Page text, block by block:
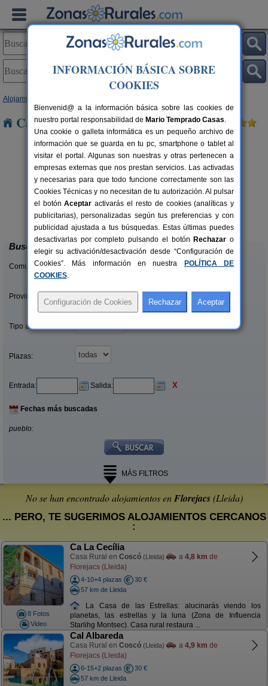
Alojamientos
Casas Rurales cerca de Florejacs
10-15+2 pers.
desde28 €
Casa Sisquet
Montcortes (Lleida)
Buscar
Comunidades:
Provincias/Islas:
Tipo alquiler:
Plazas:
Entrada: Salida: X
Fechas más buscadas
pueblo:
MÁS FILTROS
No se han encontrado alojamientos enFlorejacs(Lleida)
... PERO, TE SUGERIMOS ALOJAMIENTOS CERCANOS
:
8 Fotos
Video
Ca La Cecília
Casa Rural en Coscó (Lleida) a 4,8 km de
Florejacs (Lleida)
4-10+4 plazas
30 €
57 km de Lleida
La Casa de las Estrellas: alucinarás viendo los
planetas, las estrellas y la luna (Zona de Influencia
Starlihg Montsec). Casa rural restaura ...
Cal Albareda
Casa Rural en Coscó (Lleida) a 4,9 km de
Florejacs (Lleida)
6-15+2 plazas
30 €
57 km de Lleida
INFORMACIÓN BÁSICA SOBRE
COOKIES
Bienvenid@ a la información básica sobre las cookies de
nuestro portal responsabilidad de Mario Temprado Casas.
Una cookie o galleta informática es un pequeño archivo de
información que se guarda en tu pc, smartphone o tablet al
visitar el portal. Algunas son nuestras y otras pertenecen a
empresas externas que nos prestan servicios. Las activadas
y necesarias para que todo funcione correctamente son las
Cookies Técnicas y no necesitan de tu autorización. Al pulsar
el botónAceptar activarás el resto de cookies (analíticas y
publicitarias), personalizadas según tus preferencias y con
publicidad ajustada a tus búsquedas. Estas últimas puedes
desactivarlas por completo pulsando el botón Rechazar o
elegir su activación/desactivación desde “Configuración de
Cookies”. Más información en nuestra
POLÍTICA DE
COOKIES.